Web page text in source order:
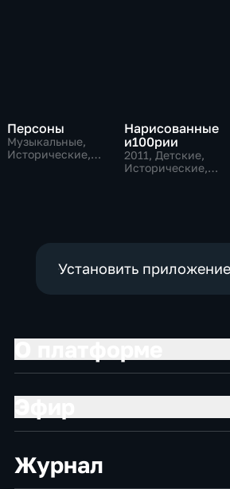
Персоны
Музыкальные,
Исторические,
Нарисованные
и100рии
2011, Детские,
Исторические,
Установить
Журнал